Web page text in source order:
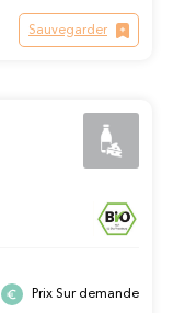
Sauvegarder
Prix Sur demande